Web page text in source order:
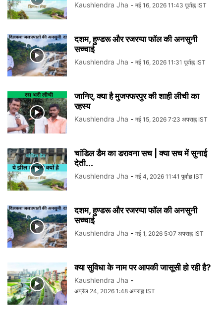
Kaushlendra Jha - मई 16, 2026 11:43 पूर्वाह्न IST
दशम, हुण्डरू और रजरप्पा फॉल की अनसुनी
सच्चाई
Kaushlendra Jha - मई 16, 2026 11:31 पूर्वाह्न IST
जानिए, क्या है मुजफ्फरपुर की शाही लीची का
रहस्य
Kaushlendra Jha - मई 15, 2026 7:23 अपराह्न IST
चांडिल डैम का डरावना सच | क्या सच में सुनाई
देती...
Kaushlendra Jha - मई 4, 2026 11:41 पूर्वाह्न IST
दशम, हुण्डरू और रजरप्पा फॉल की अनसुनी
सच्चाई
Kaushlendra Jha - मई 1, 2026 5:07 अपराह्न IST
क्या सुविधा के नाम पर आपकी जासूसी हो रही है?
Kaushlendra Jha -
अप्रैल 24, 2026 1:48 अपराह्न IST